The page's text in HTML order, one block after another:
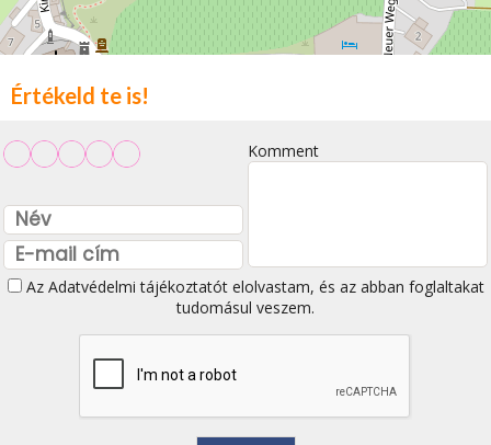
Értékeld te is!
Komment
Az Adatvédelmi tájékoztatótelolvastam, és az abban foglaltakat
tudomásul veszem.